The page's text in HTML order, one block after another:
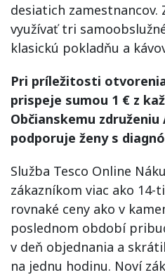
desiatich zamestnancov.
využívať tri
klasickú pokladňu a
Pri príležitosti
prispeje sumou 1 € z
Občianskemu
podporuje ženy s
Služba Tesco Online
zákazníkom viac ako
rovnaké ceny ako v
poslednom období
v deň objednania a
na jednu hodinu. Noví